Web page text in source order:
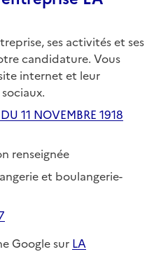
ses activités et ses
candidature. Vous
internet et leur
11 NOVEMBRE 1918
renseignée
et boulangerie-
Google sur LA